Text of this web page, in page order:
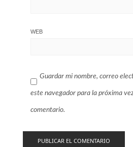
WEB
Guardar mi nombre, correo
este navegador para la próxima
comentario.